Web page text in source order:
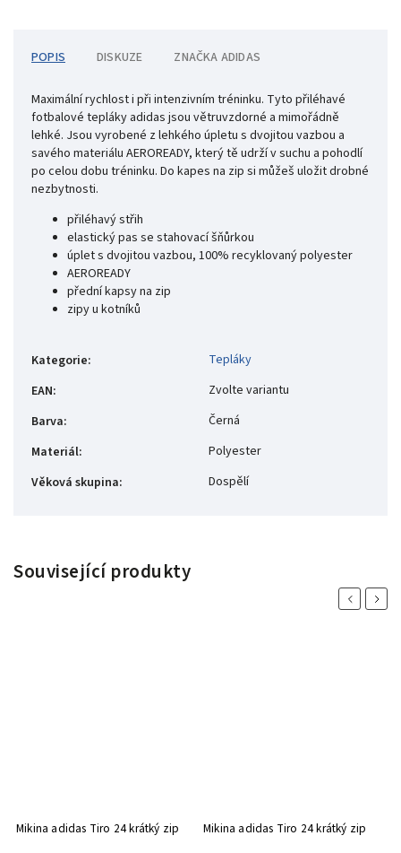
POPIS DISKUZE ZNAČKA ADIDAS
Maximální rychlost i při intenzivním tréninku. Tyto přiléhavé
fotbalové tepláky adidas jsou větruvzdorné a mimořádně
lehké. Jsou vyrobené z lehkého úpletu s dvojitou vazbou a
savého materiálu AEROREADY, který tě udrží v suchu a pohodlí
po celou dobu tréninku. Do kapes na zip si můžeš uložit drobné
nezbytnosti.
přiléhavý střih
elastický pas se stahovací šňůrkou
úplet s dvojitou vazbou, 100% recyklovaný polyester
AEROREADY
přední kapsy na zip
zipy u kotníků
Kategorie:
Tepláky
EAN:
Zvolte variantu
Barva:
Černá
Materiál:
Polyester
Věková skupina: Dospělí
Související produkty
Previous
Mikina adidas Tiro 24 krátký zip Mikina adidas Tiro 24 krátký zip
Next